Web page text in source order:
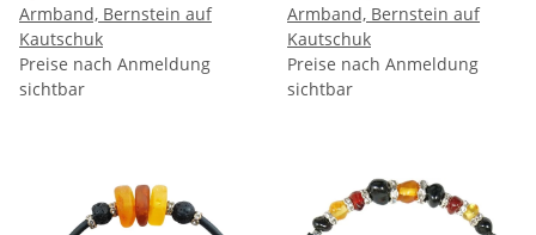
Armband, Bernstein auf
Kautschuk
Preise nach Anmeldung
sichtbar
Armband, Bernstein auf
Kautschuk
Preise nach Anmeldung
sichtbar